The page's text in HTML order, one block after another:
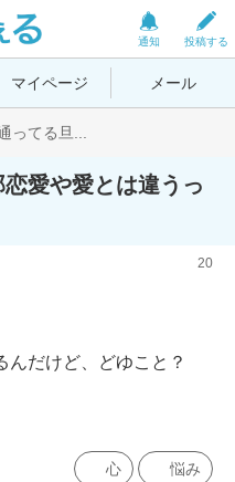
投稿する
通知
マイページ メール
ってる旦...
愛や愛とは違うっ
20
んだけど、どゆこと？
心 悩み